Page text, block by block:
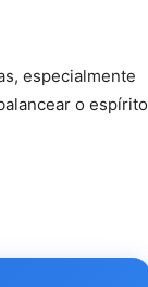
especialmente
o espírito